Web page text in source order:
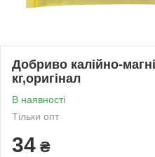
Добриво калійно-
кг,оригінал
В наявності
Тільки опт
34 ₴